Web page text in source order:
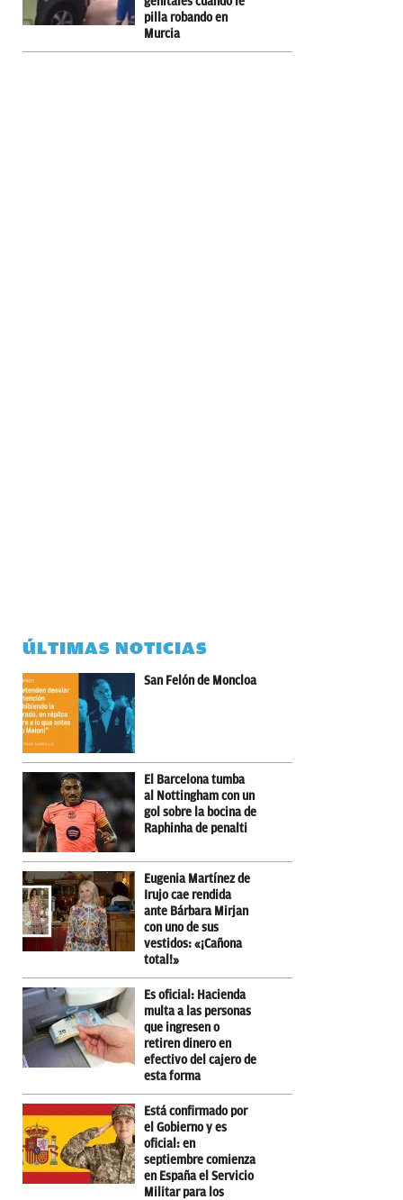
pilla robando en
Murcia
ÚLTIMAS NOTICIAS
San Felón de Moncloa
El Barcelona tumba
al Nottingham con un
gol sobre la bocina de
Raphinha de penalti
Eugenia Martínez de
Irujo cae rendida
ante Bárbara Mirjan
con uno de sus
vestidos: «¡Cañona
total!»
Es oficial: Hacienda
multa a las personas
que ingresen o
retiren dinero en
efectivo del cajero de
esta forma
Está confirmado por
el Gobierno y es
oficial: en
septiembre comienza
en España el Servicio
Militar para los